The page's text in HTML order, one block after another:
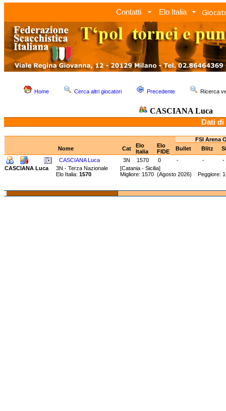
Contatti Elo Italia
Home Cerca altri giocatori Precedente Ricerca
CASCIANA Luca
Dati di
FSI Arena
Nome
Cat
Elo
Italia
Elo
FIDE
Bullet Blitz
CASCIANA Luca
3N 1570 0 - -
-
CASCIANA Luca
3N - Terza Nazionale [Catania - Sicilia]
Elo Italia: 1570 Migliore: 1570 (Agosto 2026) Peggiore: